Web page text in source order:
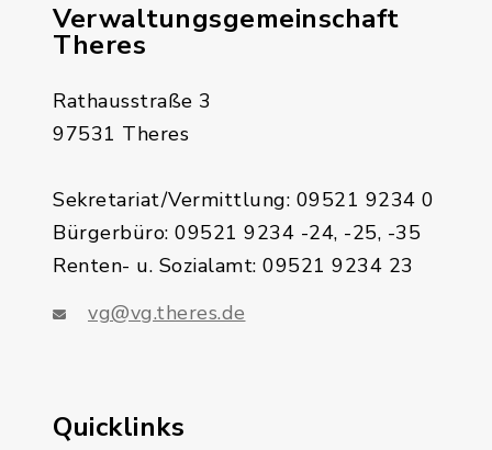
Verwaltungsgemeinschaft
Theres
Rathausstraße 3
97531 Theres
Sekretariat/Vermittlung: 09521 9234 0
Bürgerbüro: 09521 9234 -24, -25, -35
Renten- u. Sozialamt: 09521 9234 23
vg@vg.theres.de
Quicklinks